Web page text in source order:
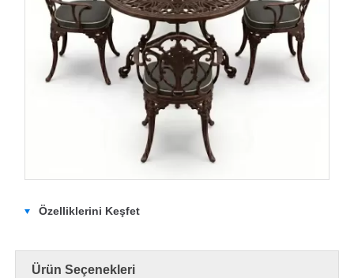
Özelliklerini Keşfet
Ürün Seçenekleri